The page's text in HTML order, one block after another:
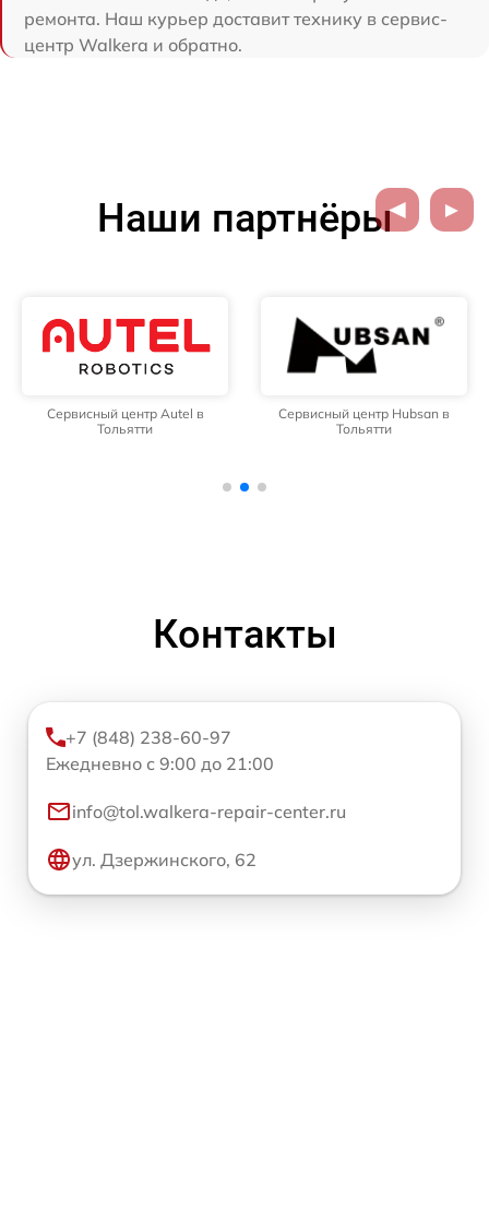
ремонта. Наш курьер доставит технику в сервис-
центр Walkera и обратно.
Наши партнёры
Сервисный центр Autel в
Тольятти
Сервисный центр Hubsan в
Тольятти
Контакты
+7 (848) 238-60-97
Ежедневно с 9:00 до 21:00
info@tol.walkera-repair-center.ru
ул. Дзержинского, 62